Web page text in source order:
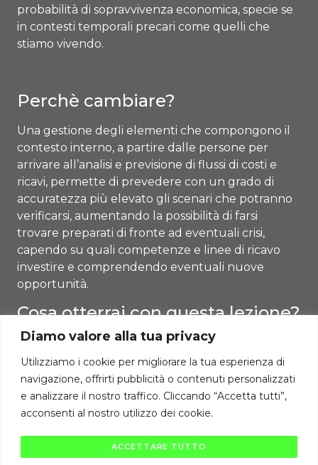
Diamo valore alla tua privacy
Utilizziamo i cookie per migliorare la tua esperienza di
navigazione, offrirti pubblicità o contenuti personalizzati
e analizzare il nostro traffico. Cliccando “Accetta tutti”,
acconsenti al nostro utilizzo dei cookie.
ACCETTARE TUTTO
probabilità di sopravvivenza economica, specie se
in contesti temporali precari come quelli che
stiamo vivendo.
Perchè cambiare?
Una gestione degli elementi che compongono il
contesto interno, a partire dalle persone per
arrivare all’analisi e previsione di flussi di costi e
ricavi, permette di prevedere con un grado di
accuratezza più elevato gli scenari che potranno
verificarsi, aumentando la possibilità di farsi
trovare preparati di fronte ad eventuali crisi,
capendo su quali competenze e linee di ricavo
investire e comprendendo eventuali nuove
opportunità.
Cosa otterrai con questa lezione?
Diverrai capace di categorizzare gli elementi che
compongono il tuo asset interno,
comprendendone modalità di gestione al fine di
sfruttarne il potenziale per sbloccare nuove
marginalità.
Diritti di autore riservati Cambiodicampo ©
La pubblicazione e diffusione di questi contenuti è severamente vietata